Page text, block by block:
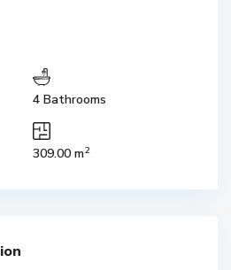
4 Bathrooms
309.00 m2